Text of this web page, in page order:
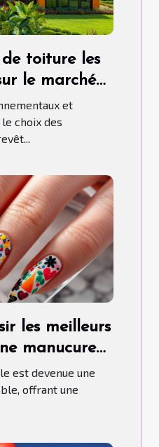
toiture les
le marché
et
choix des
les meilleurs
manucure
est devenue une
offrant une